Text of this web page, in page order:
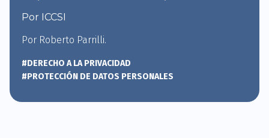
Por ICCSI
Por Roberto Parrilli.
#DERECHO A LA PRIVACIDAD
#PROTECCIÓN DE DATOS PERSONALES